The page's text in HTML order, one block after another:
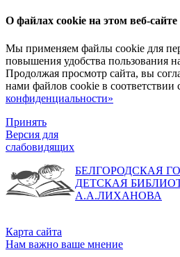
О файлах cookie на этом веб-сайте
Мы применяем файлы cookie для
повышения удобства пользования
Продолжая просмотр сайта, вы
нами файлов cookie в соответствии
конфиденциальности»
Принять
Версия для
слабовидящих
БЕЛГОРОДСКАЯ
ДЕТСКАЯ
А.А.ЛИХАНОВА
Карта сайта
Нам важно ваше мнение